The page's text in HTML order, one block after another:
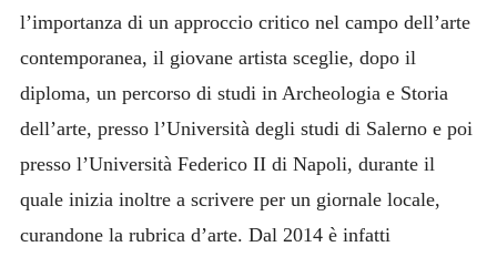
l’importanza di un approccio critico nel campo dell’arte
contemporanea, il giovane artista sceglie, dopo il
diploma, un percorso di studi in Archeologia e Storia
dell’arte, presso l’Università degli studi di Salerno e poi
presso l’Università Federico II di Napoli, durante il
quale inizia inoltre a scrivere per un giornale locale,
curandone la rubrica d’arte. Dal 2014 è infatti